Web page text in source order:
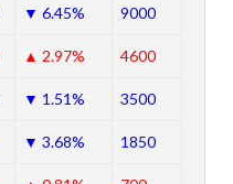
▼ 6.45% 9000
▲ 2.97% 4600
▼ 1.51% 3500
▼ 3.68% 1850